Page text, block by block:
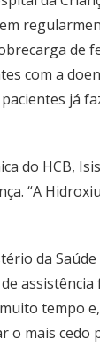
de
com a
já
do HCB,
“A
da
assistência
tempo
o mais cedo